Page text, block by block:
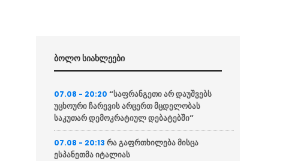
ბოლო სიახლეები
07.08 - 20:20“საფრანგეთი არ დაუშვებს
უცხოური ჩარევის არცერთ მცდელობას
საკუთარ დემოკრატიულ დებატებში”
07.08 - 20:13რა გაფრთხილება მისცა
ესპანეთმა იტალიას